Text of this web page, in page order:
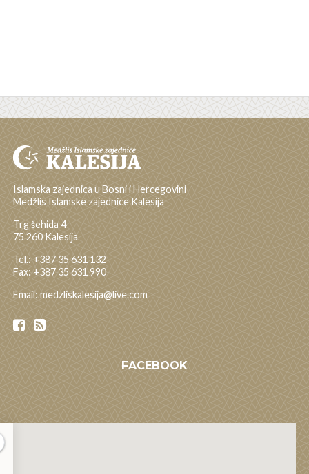
Islamska zajednica u Bosni i Hercegovini
Medžlis Islamske zajednice Kalesija
Trg šehida 4
75 260 Kalesija
Tel.: +387 35 631 132
Fax: +387 35 631 990
Email: medzliskalesija@live.com
FACEBOOK